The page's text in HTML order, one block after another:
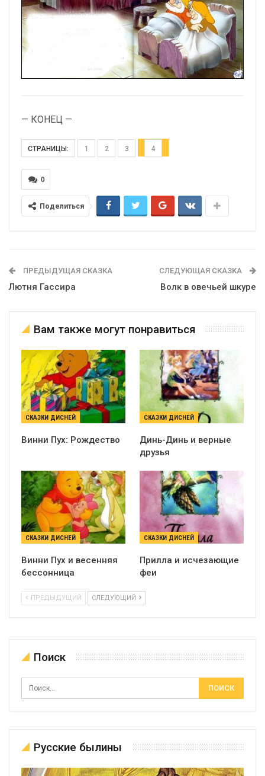
— КОНЕЦ —
СТРАНИЦЫ: 1 2 3 4
0
Поделиться
ПРЕДЫДУЩАЯ СКАЗКА
Лютня Гассира
СЛЕДУЮЩАЯ СКАЗКА
Волк в овечьей шкуре
Вам также могут понравиться
СКАЗКИ ДИСНЕЙ
Винни Пух: Рождество
СКАЗКИ ДИСНЕЙ
Динь-Динь и верные
друзья
СКАЗКИ ДИСНЕЙ
Винни Пух и весенняя
бессонница
СКАЗКИ ДИСНЕЙ
Прилла и исчезающие
феи
ПРЕДЫДУЩИЙ СЛЕДУЮЩИЙ
Поиск
Русские былины